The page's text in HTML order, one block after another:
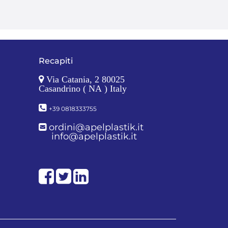
Recapiti
Via Catania, 2 80025
Casandrino ( NA ) Italy
+39 0818333755
ordini@apelplastik.it
info@apelplastik.it
Facebook
TwitterLinkedIn